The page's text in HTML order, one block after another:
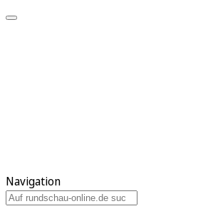
Navigation